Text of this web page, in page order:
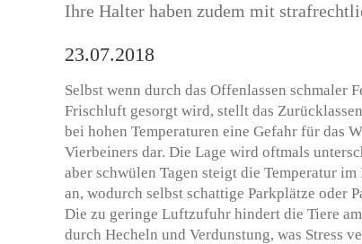
Ihre Halter haben zudem mit
23.07.2018
Selbst wenn durch das Offenlassen schmaler
Frischluft gesorgt wird, stellt das
bei hohen Temperaturen eine Gefahr für das
Vierbeiners dar. Die Lage wird oftmals
aber schwülen Tagen steigt die Temperatur im
an, wodurch selbst schattige Parkplätze oder
Die zu geringe Luftzufuhr hindert die Tiere am
durch Hecheln und Verdunstung, was Stress